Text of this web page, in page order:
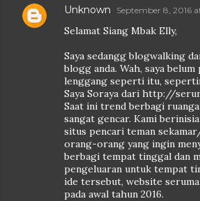
Unknown September 8, 2016
Selamat Siang Mbak Elly,
Saya sedangg blogwalking
blogg anda. Wah, saya
lenggang seperti itu,
Saya Soraya dari http://
Saat ini trend berbagi
sangat gencar. Kami
situs pencari teman
orang-orang yang ingin
berbagi tempat tinggal dan
pengeluaran untuk tempat
ide tersebut, website
pada awal tahun 2016.